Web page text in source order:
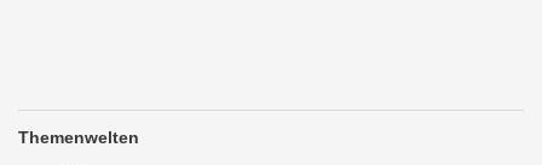
Themenwelten